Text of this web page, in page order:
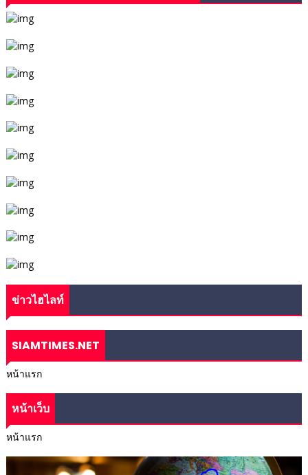
ข่าวไฮไลท์
SIAMTIMES.NET
หน้าแรก
หน้าเว็บ
หน้าแรก